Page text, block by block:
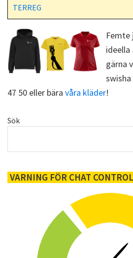
TERREG
Femte
ideella
gärna
47 50 eller bära våra kläder!
Primärt
Sök
VARNING FÖR CHAT